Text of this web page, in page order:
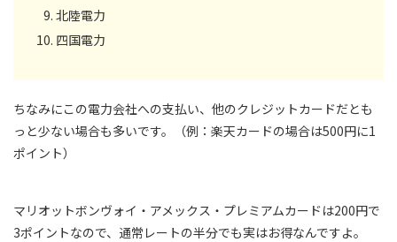
北陸電力
四国電力
ちなみにこの電力会社への支払い、他のクレジットカードだとも
っと少ない場合も多いです。（例：楽天カードの場合は500円に1
ポイント）
マリオットボンヴォイ・アメックス・プレミアムカードは200円で
3ポイントなので、通常レートの半分でも実はお得なんですよ。